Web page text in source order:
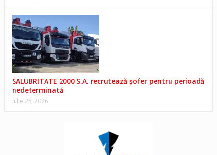
SALUBRITATE 2000 S.A. recrutează șofer pentru perioadă
nedeterminată
iulie 25, 2026